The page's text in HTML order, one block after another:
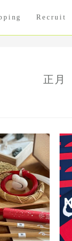
Recruit
正月